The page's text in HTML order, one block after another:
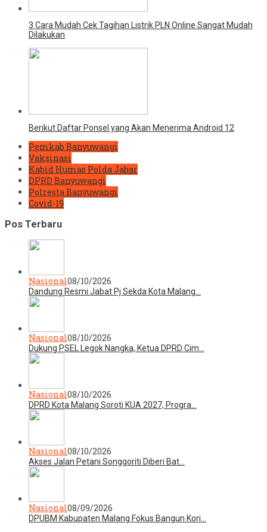
3 Cara Mudah Cek Tagihan Listrik PLN Online Sangat Mudah
Dilakukan
Berikut Daftar Ponsel yang Akan Menerima Android 12
Pemkab Banyuwangi
Vaksinasi
Kabid Humas Polda Jabar
DPRD Banyuwangi
Polresta Banyuwangi
Covid-19
Pos Terbaru
Nasional08/10/2026
Dandung Resmi Jabat Pj Sekda Kota Malang…
Nasional08/10/2026
Dukung PSEL Legok Nangka, Ketua DPRD Cim…
Nasional08/10/2026
DPRD Kota Malang Soroti KUA 2027, Progra…
Nasional08/10/2026
Akses Jalan Petani Songgoriti Diberi Bat…
Nasional08/09/2026
DPUBM Kabupaten Malang Fokus Bangun Kori…